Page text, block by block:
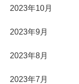
2023年10月
2023年9月
2023年8月
2023年7月